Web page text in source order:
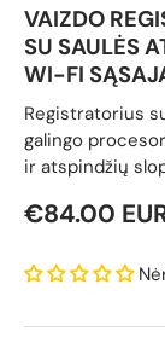
VAIZDO
SU SAULĖS
WI-FI
Registratorius
galingo
ir atspindžių
Pardavimo
€84.00